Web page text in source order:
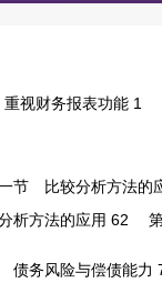
视财务报表功能 1
节 比较分析方法的
方法的应用 62 第
务风险与偿债能力